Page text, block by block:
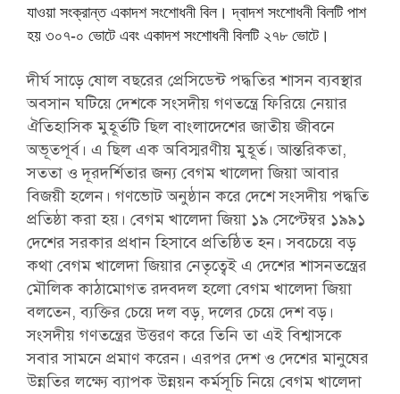
যাওয়া সংক্রান্ত একাদশ সংশোধনী বিল। দ্বাদশ সংশোধনী বিলটি পাশ
হয় ৩০৭-০ ভোটে এবং একাদশ সংশোধনী বিলটি ২৭৮ ভোটে।
দীর্ঘ সাড়ে ষোল বছরের প্রেসিডেন্ট পদ্ধতির শাসন ব্যবস্থার
অবসান ঘটিয়ে দেশকে সংসদীয় গণতন্ত্রে ফিরিয়ে নেয়ার
ঐতিহাসিক মুহূর্তটি ছিল বাংলাদেশের জাতীয় জীবনে
অভূতপূর্ব। এ ছিল এক অবিস্মরণীয় মুহূর্ত। আন্তরিকতা,
সততা ও দূরদর্শিতার জন্য বেগম খালেদা জিয়া আবার
বিজয়ী হলেন। গণভোট অনুষ্ঠান করে দেশে সংসদীয় পদ্ধতি
প্রতিষ্ঠা করা হয়। বেগম খালেদা জিয়া ১৯ সেপ্টেম্বর ১৯৯১
দেশের সরকার প্রধান হিসাবে প্রতিষ্ঠিত হন। সবচেয়ে বড়
কথা বেগম খালেদা জিয়ার নেতৃত্বেই এ দেশের শাসনতন্ত্রের
মৌলিক কাঠামোগত রদবদল হলো বেগম খালেদা জিয়া
বলতেন, ব্যক্তির চেয়ে দল বড়, দলের চেয়ে দেশ বড়।
সংসদীয় গণতন্ত্রের উত্তরণ করে তিনি তা এই বিশ্বাসকে
সবার সামনে প্রমাণ করেন। এরপর দেশ ও দেশের মানুষের
উন্নতির লক্ষ্যে ব্যাপক উন্নয়ন কর্মসূচি নিয়ে বেগম খালেদা